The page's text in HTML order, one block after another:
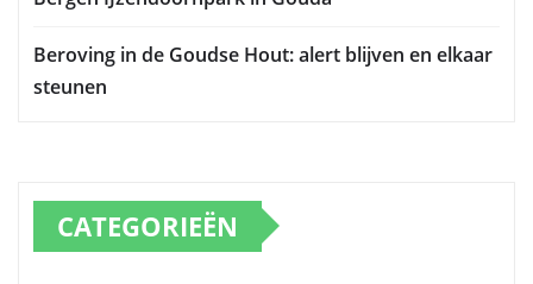
Beroving in de Goudse Hout: alert blijven en elkaar
steunen
CATEGORIEËN